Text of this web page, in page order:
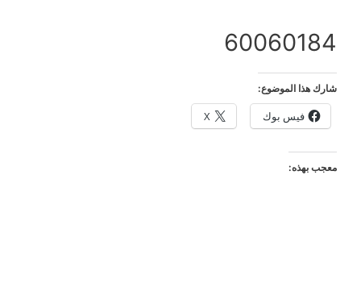
60060184
شارك هذا الموضوع:
فيس بوك X
معجب بهذه: